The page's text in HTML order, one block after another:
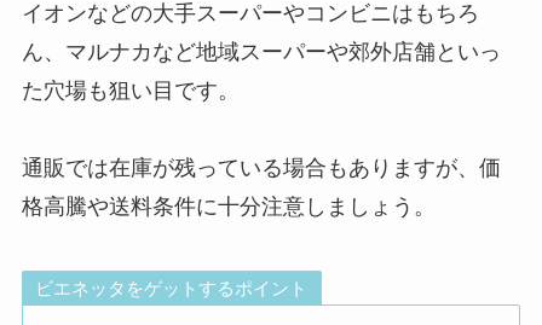
イオンなどの大手スーパーやコンビニはもちろ
ん、マルナカなど地域スーパーや郊外店舗といっ
た穴場も狙い目です。
通販では在庫が残っている場合もありますが、価
格高騰や送料条件に十分注意しましょう。
ビエネッタをゲットするポイント